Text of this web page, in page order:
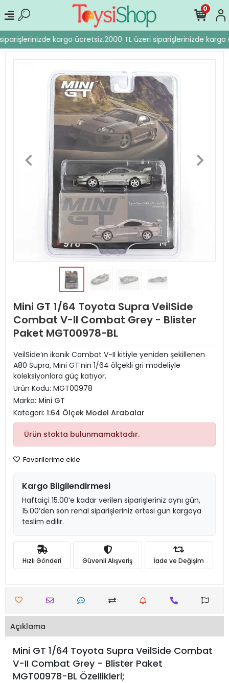
kargo ücretsiz.2000 TL üzeri siparişlerinizde kargo
0
Mini GT 1/64 Toyota Supra VeilSide
Combat V-II Combat Grey - Blister
Paket MGT00978-BL
VeilSide’ın ikonik Combat V-II kitiyle yeniden şekillenen
A80 Supra, Mini GT’nin 1/64 ölçekli gri modeliyle
koleksiyonlara güç katıyor.
Ürün Kodu: MGT00978
Marka: Mini GT
Kategori: 1:64 Ölçek Model Arabalar
Ürün stokta bulunmamaktadır.
Favorilerime ekle
Kargo Bilgilendirmesi
Haftaiçi 15.00’e kadar verilen siparişleriniz aynı gün,
15.00’den son renal siparişleriniz ertesi gün kargoya
teslim edilir.
Hızlı Gönderi Güvenli Alışveriş İade ve Değişim
Açıklama
Mini GT 1/64 Toyota Supra VeilSide Combat
V-II Combat Grey - Blister Paket
MGT00978-BL Özellikleri;